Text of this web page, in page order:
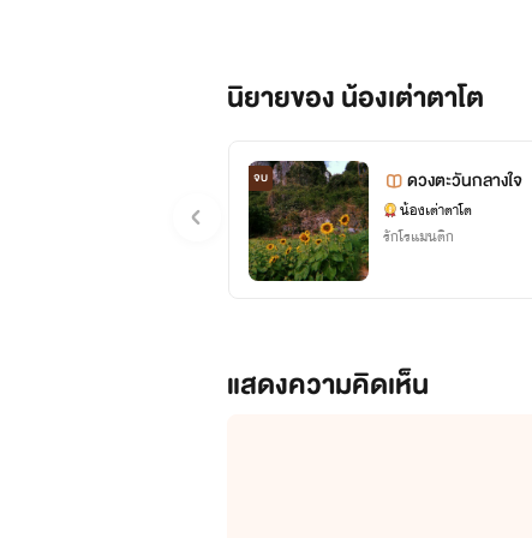
นิยายของ น้องเต่าตาโต
จบ ดวงตะวันกลางใจ
น้องเต่าตาโต
รักโรแมนติก
แสดงความคิดเห็น